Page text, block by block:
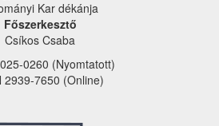
Kar dékánja
Főszerkesztő
Csíkos Csaba
0260 (Nyomtatott)
2939-7650 (Online)